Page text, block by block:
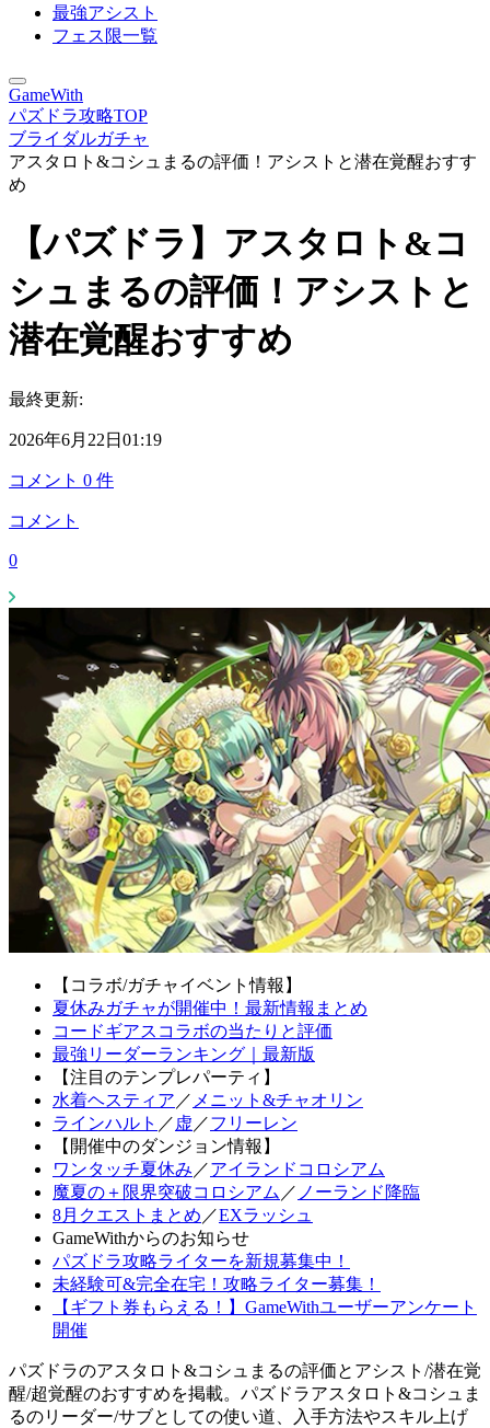
最強アシスト
フェス限一覧
GameWith
パズドラ攻略TOP
ブライダルガチャ
アスタロト&コシュまるの評価！アシストと潜在覚醒おすす
め
【パズドラ】アスタロト&コ
シュまるの評価！アシストと
潜在覚醒おすすめ
最終更新:
2026年6月22日01:19
コメント 0 件
コメント
0
【コラボ/ガチャイベント情報】
夏休みガチャが開催中！最新情報まとめ
コードギアスコラボの当たりと評価
最強リーダーランキング｜最新版
【注目のテンプレパーティ】
水着ヘスティア ／ メニット&チャオリン
ラインハルト ／ 虚 ／フリーレン
【開催中のダンジョン情報】
ワンタッチ夏休み ／アイランドコロシアム
魔夏の＋限界突破コロシアム ／ ノーランド降臨
8月クエストまとめ ／EXラッシュ
GameWithからのお知らせ
パズドラ攻略ライターを新規募集中！
未経験可&完全在宅！攻略ライター募集！
【ギフト券もらえる！】GameWithユーザーアンケート
開催
パズドラのアスタロト&コシュまるの評価とアシスト/潜在覚
醒/超覚醒のおすすめを掲載。パズドラアスタロト&コシュま
るのリーダー/サブとしての使い道、入手方法やスキル上げ